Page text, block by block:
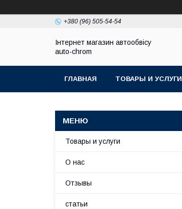
+380 (96) 505-54-54
Інтернет магазин автообвісу
auto-chrom
ГЛАВНАЯ ТОВАРЫ И УСЛУГИ
Товары и услуги
О нас
Отзывы
статьи